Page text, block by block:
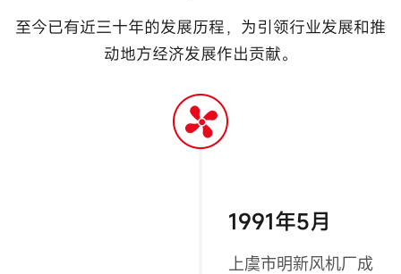
至今已有近三十年的发展历程，为引领行业发展和推
动地方经济发展作出贡献。
1991年5月
上虞市明新风机厂成